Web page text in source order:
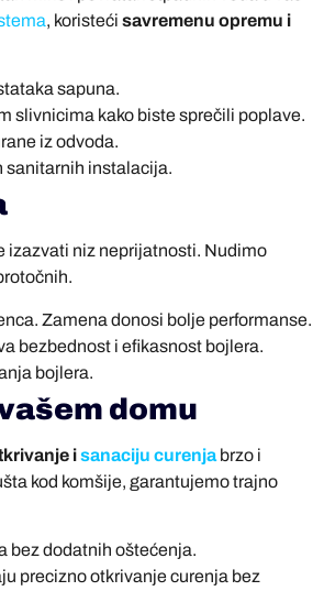
, koristeći savremenu opremu i
sapuna.
slivnicima kako biste sprečili poplave.
iz odvoda.
sanitarnih instalacija.
izazvati niz neprijatnosti. Nudimo
Zamena donosi bolje performanse.
bezbednost i efikasnost bojlera.
bojlera.
domu
isanaciju curenjabrzo i
kod komšije, garantujemo trajno
bez dodatnih oštećenja.
precizno otkrivanje curenja bez